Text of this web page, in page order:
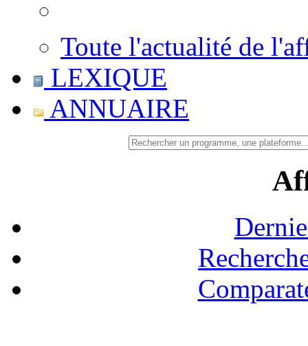
Toute l'actualité de
LEXIQUE
ANNUAIRE